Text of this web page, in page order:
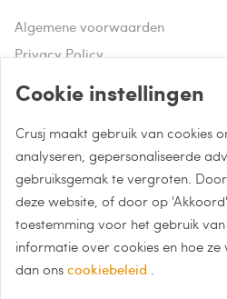
Hulp of advies nodig?
Bel naar 085 - 0043 015
Whatsapp met Crusj
info@crusj.com
Algemene voorwaarden
Privacy Policy
Cookie instellingen
Crusj maakt gebruik van cookies
analyseren, gepersonaliseerde
gebruiksgemak te vergroten.
deze website, of door op
toestemming voor het gebruik
informatie over cookies en hoe
dan ons cookiebeleid .